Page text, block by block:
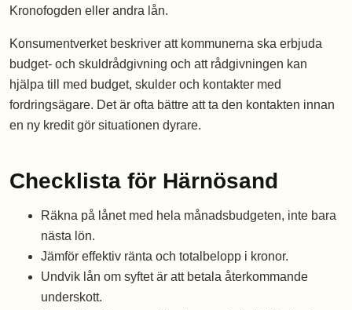
Kronofogden eller andra lån.
Konsumentverket beskriver att kommunerna ska erbjuda
budget- och skuldrådgivning och att rådgivningen kan
hjälpa till med budget, skulder och kontakter med
fordringsägare. Det är ofta bättre att ta den kontakten innan
en ny kredit gör situationen dyrare.
Checklista för Härnösand
Räkna på lånet med hela månadsbudgeten, inte bara
nästa lön.
Jämför effektiv ränta och totalbelopp i kronor.
Undvik lån om syftet är att betala återkommande
underskott.